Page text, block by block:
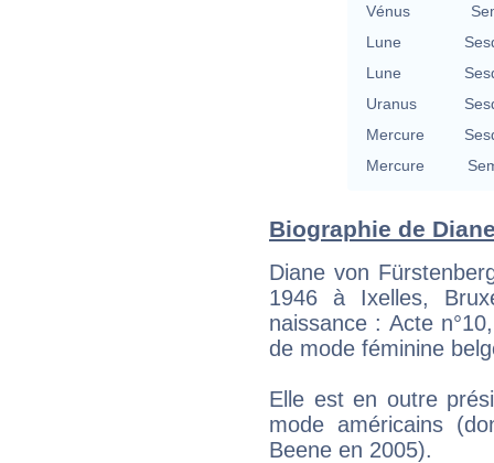
Vénus
Lune
Lune
Uranus
Mercure
Mercure
Biographie de
Diane von
1946 à Ixelles,
naissance : Acte
de mode féminine
Elle est en outre
mode américains
Beene en 2005).